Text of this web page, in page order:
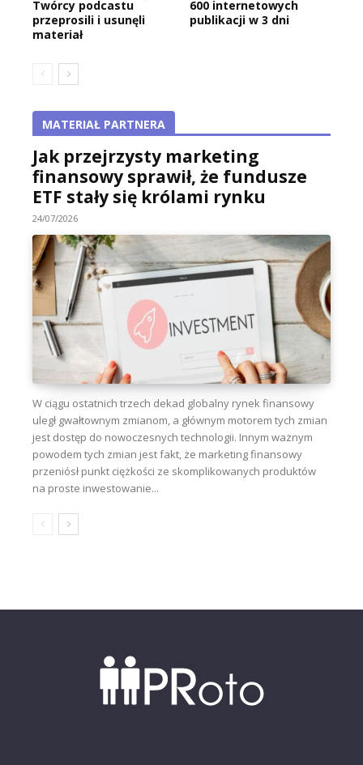
Twórcy podcastu
przeprosili i usunęli
materiał
600 internetowych
publikacji w 3 dni
MATERIAŁ PARTNERA
Jak przejrzysty marketing
finansowy sprawił, że fundusze
ETF stały się królami rynku
24/07/2026
W ciągu ostatnich trzech dekad globalny rynek finansowy
uległ gwałtownym zmianom, a głównym motorem tych zmian
jest dostęp do nowoczesnych technologii. Innym ważnym
powodem tych zmian jest fakt, że marketing finansowy
przeniósł punkt ciężkości ze skomplikowanych produktów
na proste inwestowanie...